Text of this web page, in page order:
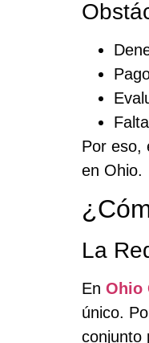
Por eso,
en Ohio.
La
En Ohio
único.
conjunto